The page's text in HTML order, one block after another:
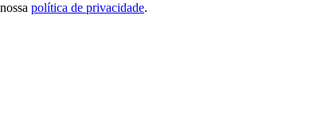
política de privacidade.